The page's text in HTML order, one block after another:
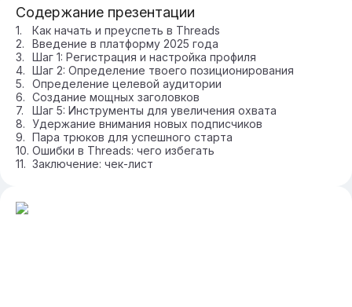
Содержание презентации
Как начать и преуспеть в Threads
Введение в платформу 2025 года
Шаг 1: Регистрация и настройка профиля
Шаг 2: Определение твоего позиционирования
Определение целевой аудитории
Создание мощных заголовков
Шаг 5: Инструменты для увеличения охвата
Удержание внимания новых подписчиков
Пара трюков для успешного старта
Ошибки в Threads: чего избегать
Заключение: чек-лист